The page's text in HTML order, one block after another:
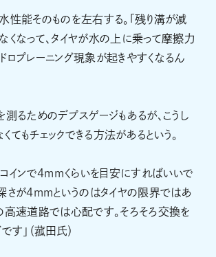
性能そのものを左右する。「残り溝が減
くなって、タイヤが水の上に乗って摩擦力
ロプレーニング現象が起きやすくなるん
測るためのデプスゲージもあるが、こうし
てもチェックできる方法があるという。
コインで4mmくらいを目安にすればいいで
さが4mmというのはタイヤの限界ではあ
高速道路では心配です。そろそろ交換を
す」（菰田氏）